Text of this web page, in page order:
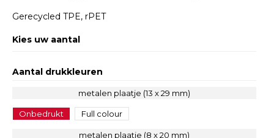
Gerecycled TPE, rPET
Kies uw aantal
Aantal drukkleuren
metalen plaatje (13 x 29 mm)
Onbedrukt Full colour
metalen plaatje (8 x 20 mm)